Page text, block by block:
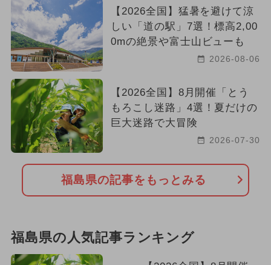
【2026全国】猛暑を避けて涼
しい「道の駅」7選！標高2,00
0mの絶景や富士山ビューも
2026-08-06
【2026全国】8月開催「とう
もろこし迷路」4選！夏だけの
巨大迷路で大冒険
2026-07-30
福島県の記事をもっとみる
福島県の人気記事ランキング